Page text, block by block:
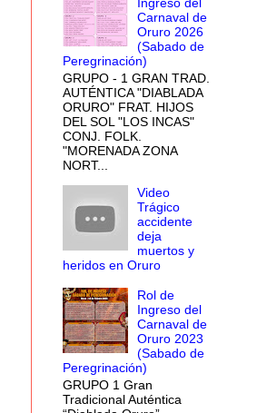
Ingreso del
Carnaval de
Oruro 2026
(Sabado de
Peregrinación)
GRUPO - 1 GRAN TRAD.
AUTÉNTICA "DIABLADA
ORURO" FRAT. HIJOS
DEL SOL "LOS INCAS"
CONJ. FOLK.
"MORENADA ZONA
NORT...
Video
Trágico
accidente
deja
muertos y
heridos en Oruro
Rol de
Ingreso del
Carnaval de
Oruro 2023
(Sabado de
Peregrinación)
GRUPO 1 Gran
Tradicional Auténtica